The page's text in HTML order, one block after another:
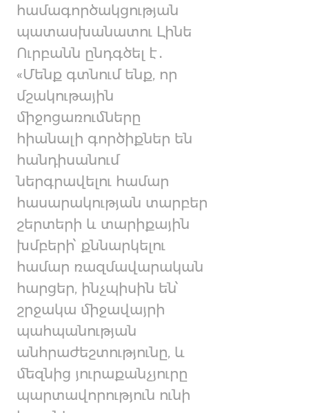
համագործակցության
պատասխանատու Լինե
Ուրբանն ընդգծել է․
«Մենք գտնում ենք, որ
մշակութային
միջոցառումները
հիանալի գործիքներ են
հանդիսանում
ներգրավելու համար
հասարակության տարբեր
շերտերի և տարիքային
խմբերի՝ քննարկելու
համար ռազմավարական
հարցեր, ինչպիսին են՝
շրջակա միջավայրի
պահպանության
անհրաժեշտությունը, և
մեզնից յուրաքանչյուրը
պարտավորություն ունի